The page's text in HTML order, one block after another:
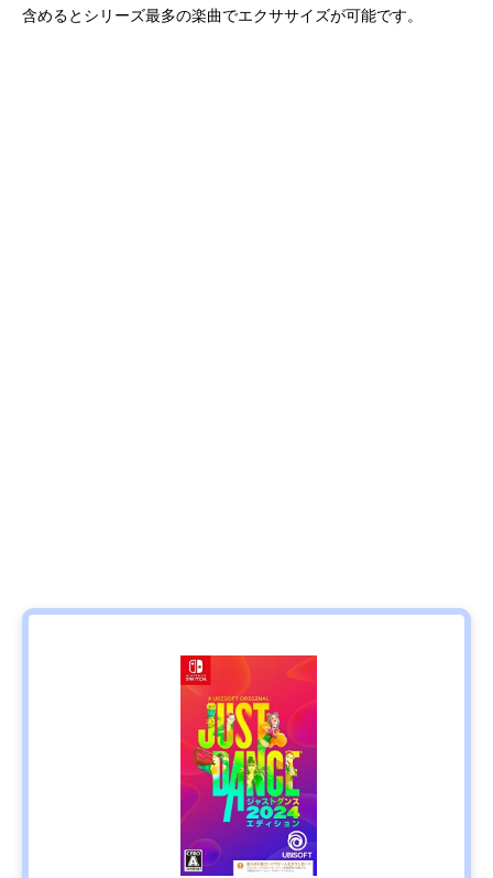
含めるとシリーズ最多の楽曲でエクササイズが可能です。